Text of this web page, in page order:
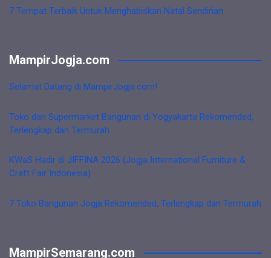
7 Tempat Terbaik Untuk Menghabiskan Natal Sendirian
MampirJogja.com
Selamat Datang di MampirJogja.com!
Toko dan Supermarket Bangunan di Yogyakarta Rekomended,
Terlengkap dan Termurah
KWaS Hadir di JIFFINA 2026 (Jogja International Furniture &
Craft Fair Indonesia)
7 Toko Bangunan Jogja Rekomended, Terlengkap dan Termurah
MampirSemarang.com